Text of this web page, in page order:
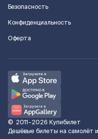
Безопасность
Конфиденциальность
Оферта
© 2011–2026 Купибилет
Дешёвые билеты на самолёт и